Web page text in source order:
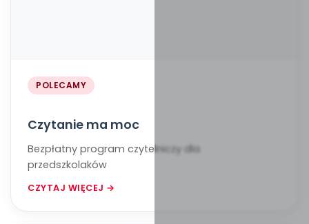
POLECAMY
Czytanie ma moc
Bezpłatny program czytelniczy dla
przedszkolaków
CZYTAJ WIĘCEJ →